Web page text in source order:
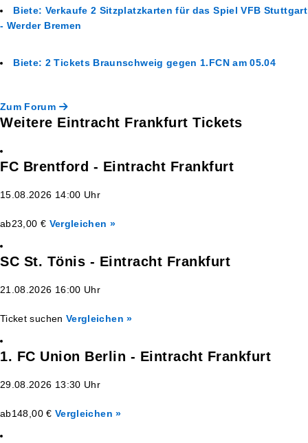
Biete: Verkaufe 2 Sitzplatzkarten für das Spiel VFB Stuttgart
- Werder Bremen
Biete: 2 Tickets Braunschweig gegen 1.FCN am 05.04
Zum Forum
Weitere Eintracht Frankfurt Tickets
FC Brentford - Eintracht Frankfurt
15.08.2026 14:00 Uhr
ab23,00 € Vergleichen »
SC St. Tönis - Eintracht Frankfurt
21.08.2026 16:00 Uhr
Ticket suchen Vergleichen »
1. FC Union Berlin - Eintracht Frankfurt
29.08.2026 13:30 Uhr
ab148,00 € Vergleichen »